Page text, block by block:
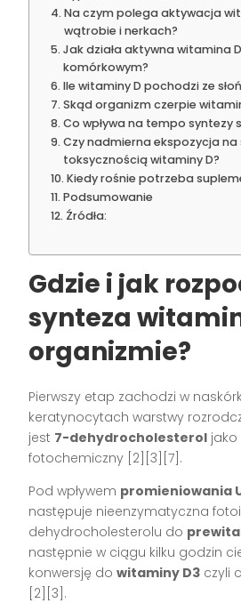
Na czym polega aktywacja
wątrobie i nerkach?
Jak działa aktywna witamina
komórkowym?
Ile witaminy D pochodzi ze
Skąd organizm czerpie
Co wpływa na tempo syntezy
Czy nadmierna ekspozycja na
toksycznością witaminy D?
Kiedy rośnie potrzeba
Podsumowanie
Źródła:
Gdzie i jak
synteza
organizmie?
Pierwszy etap zachodzi w
keratynocytach warstwy
jest 7-dehydrocholesterol
fotochemiczny [2][3][7].
Pod wpływem promieniowania
następuje nieenzymatyczna
dehydrocholesterolu do
następnie w ciągu kilku godzin
konwersję dowitaminy D3 czyli
[2][3].